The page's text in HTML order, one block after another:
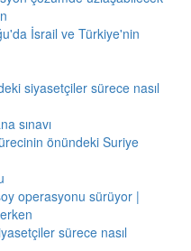
İsrail ve Türkiye'nin
siyasetçiler sürece nasıl
sınavı
önündeki Suriye
operasyonu sürüyor |
sürece nasıl